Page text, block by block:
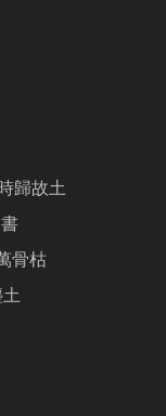
歸故土
骨枯
土